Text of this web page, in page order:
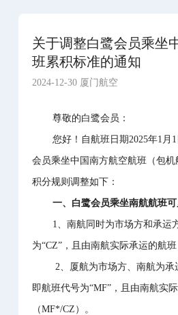
关于调整白鹭会员乘坐
班累积标准的通知
2024-12-30 厦门航空
尊敬的白鹭会员：
您好！自航班日期2025年1月
会员乘坐中国南方航空航班（包
积分规则调整如下：
一、白鹭会员乘坐南航航班可
1、南航同时为市场方和承运
为“CZ”，且由南航实际承运的航班
2、厦航为市场方、南航为承
即航班代号为“MF”，且由南航实
（MF*/CZ）。